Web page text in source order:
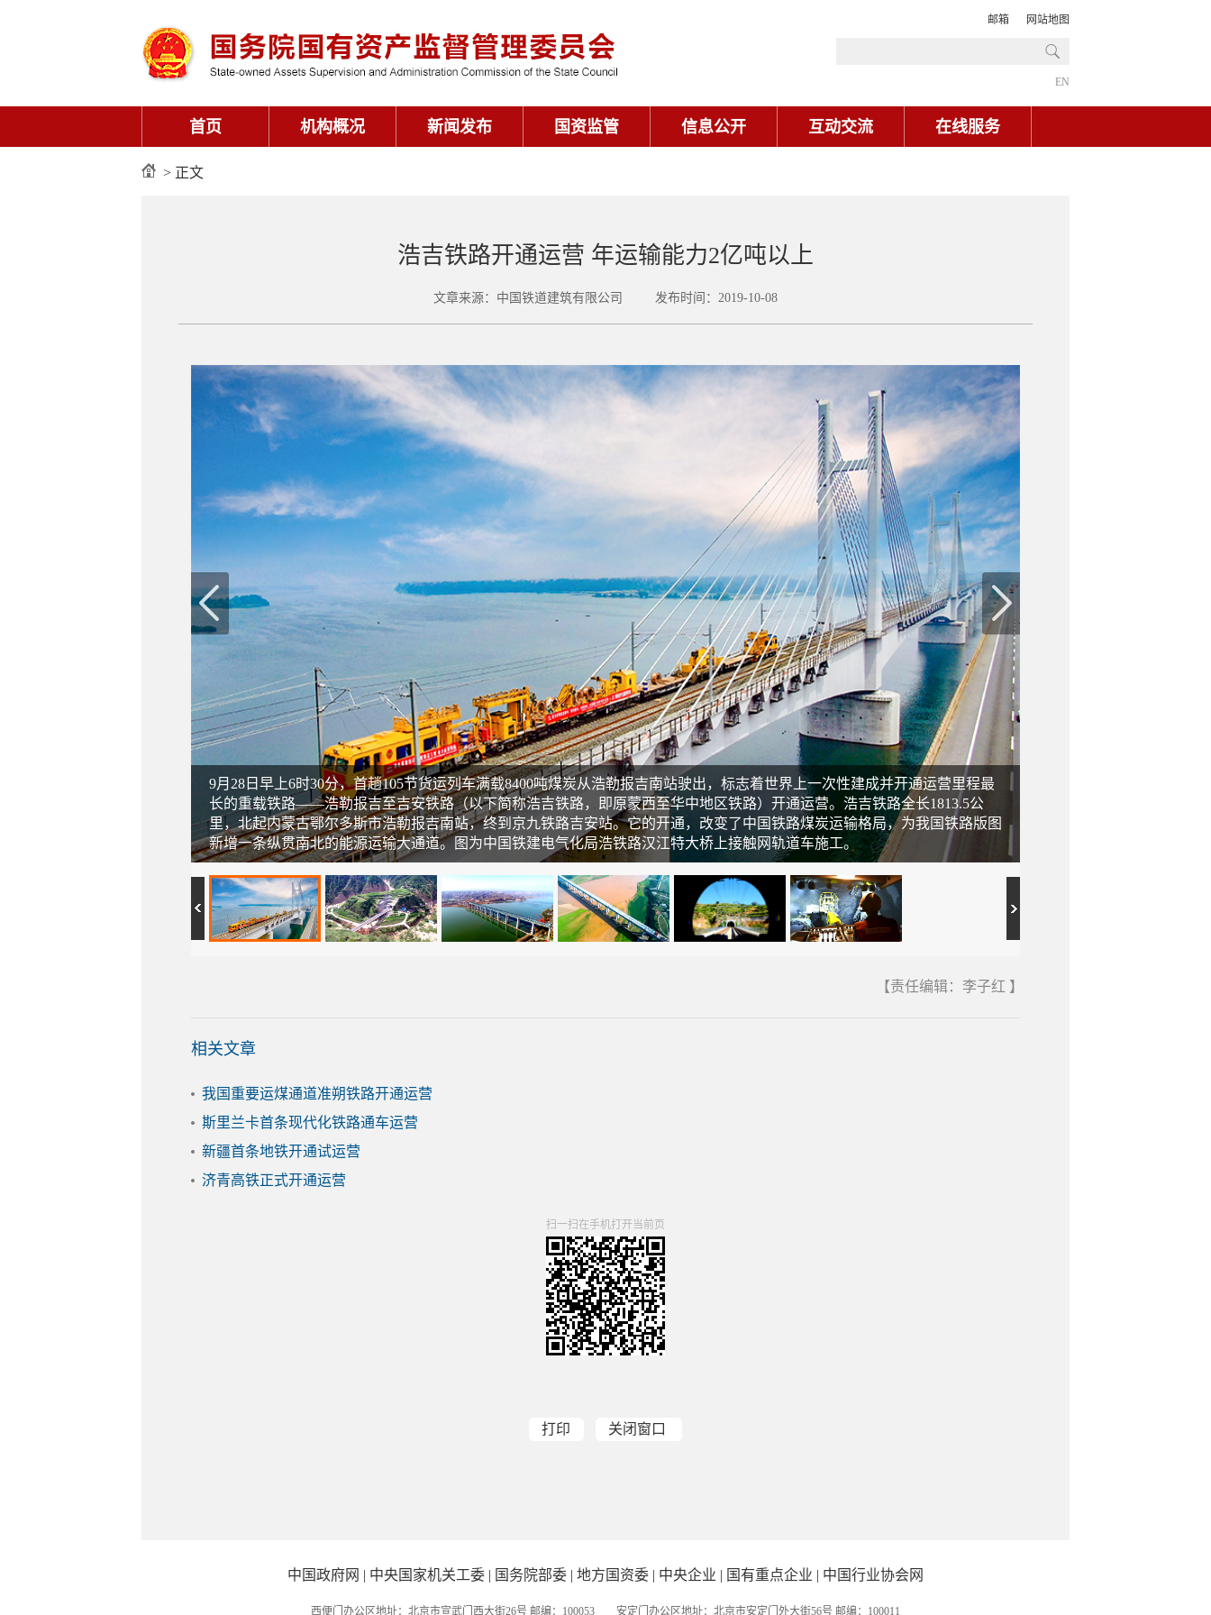
邮箱 网站地图
EN
首页 机构概况 新闻发布 国资监管 信息公开 互动交流 在线服务
> 正文
浩吉铁路开通运营 年运输能力2亿吨以上
文章来源：中国铁道建筑有限公司 发布时间：2019-10-08
9月28日早上6时30分，首趟105节货运列车满载8400吨煤炭从浩勒报吉南站驶出，标志着世界上一次性建成并开通运营里程最
长的重载铁路——浩勒报吉至吉安铁路（以下简称浩吉铁路，即原蒙西至华中地区铁路）开通运营。浩吉铁路全长1813.5公
里，北起内蒙古鄂尔多斯市浩勒报吉南站，终到京九铁路吉安站。它的开通，改变了中国铁路煤炭运输格局，为我国铁路版图
新增一条纵贯南北的能源运输大通道。图为中国铁建电气化局浩铁路汉江特大桥上接触网轨道车施工。
【责任编辑：李子红 】
相关文章
我国重要运煤通道准朔铁路开通运营
斯里兰卡首条现代化铁路通车运营
新疆首条地铁开通试运营
济青高铁正式开通运营
扫一扫在手机打开当前页
打印 关闭窗口
中国政府网 | 中央国家机关工委 | 国务院部委 | 地方国资委 | 中央企业 | 国有重点企业 | 中国行业协会网
西便门办公区地址：北京市宣武门西大街26号 邮编：100053 安定门办公区地址：北京市安定门外大街56号 邮编：100011